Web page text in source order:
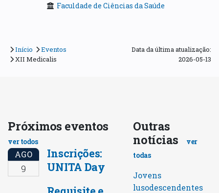
Faculdade de Ciências da Saúde
Início
Eventos
XII Medicalis
Data da última atualização:
2026-05-13
Próximos eventos
ver todos
AGO
9
Inscrições:
UNITA Day
Outras
notícias
ver
todas
Jovens
lusodescendentes